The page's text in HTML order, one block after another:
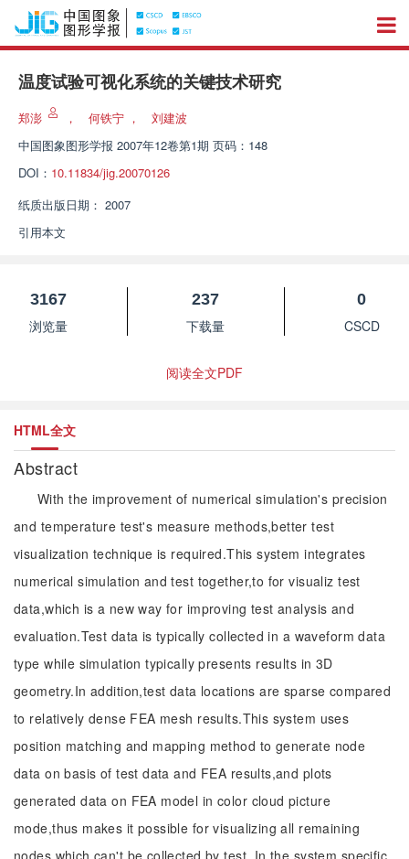
温度试验可视化系统的关键技术研究
郑澎 ， 何铁宁 ，
刘建波
中国图象图形学报 2007年12卷第1期 页码：148
DOI： 10.11834/jig.20070126
纸质出版日期： 2007
引用本文
3167
浏览量
237
下载量
0
CSCD
阅读全文PDF
HTML全文
Abstract
With the improvement of numerical simulation's precision
and temperature test's measure methods,better test
visualization technique is required.This system integrates
numerical simulation and test together,to for visualiz test
data,which is a new way for improving test analysis and
evaluation.Test data is typically collected in a waveform data
type while simulation typically presents results in 3D
geometry.In addition,test data locations are sparse compared
to relatively dense FEA mesh results.This system uses
position matching and mapping method to generate node
data on basis of test data and FEA results,and plots
generated data on FEA model in color cloud picture
mode,thus makes it possible for visualizing all remaining
nodes which can't be collected by test. In the system,specific